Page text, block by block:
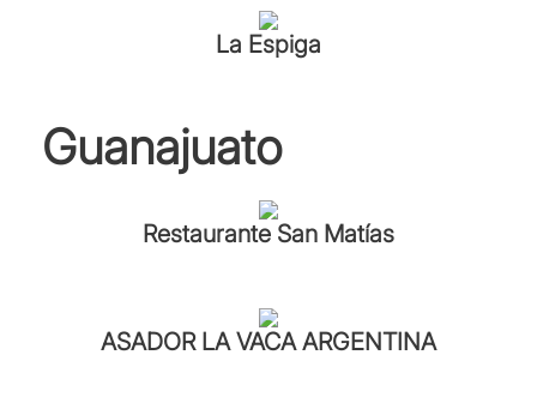
La Espiga
Guanajuato
Restaurante San Matías
ASADOR LA VACA ARGENTINA